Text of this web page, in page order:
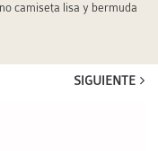
camiseta lisa y bermuda
SIGUIENTE